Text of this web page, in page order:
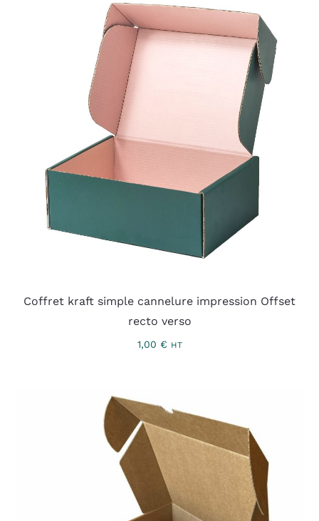
Coffret kraft simple cannelure impression Offset
recto verso
1,00 € HT